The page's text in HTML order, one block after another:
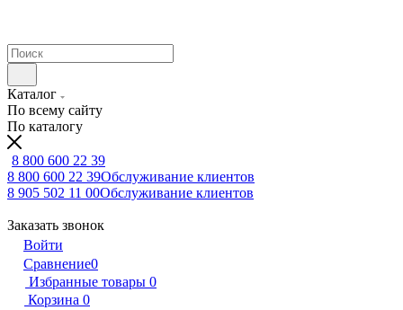
Каталог
По всему сайту
По каталогу
8 800 600 22 39
8 800 600 22 39Обслуживание клиентов
8 905 502 11 00Обслуживание клиентов
Заказать звонок
Войти
Сравнение0
Избранные товары 0
Корзина 0